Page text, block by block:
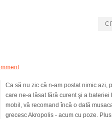
Ca să nu zic că n-am postat nimic azi,
care ne-a lăsat fără curent şi a
mobil, vă recomand încă o dată
grecesc Akropolis - acum cu poze.